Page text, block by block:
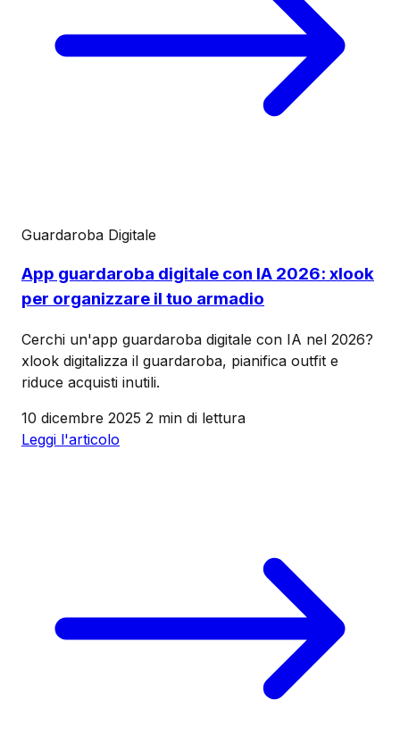
Guardaroba Digitale
App guardaroba digitale con IA 2026: xlook
per organizzare il tuo armadio
Cerchi un'app guardaroba digitale con IA nel 2026?
xlook digitalizza il guardaroba, pianifica outfit e
riduce acquisti inutili.
10 dicembre 2025 2 min di lettura
Leggi l'articolo